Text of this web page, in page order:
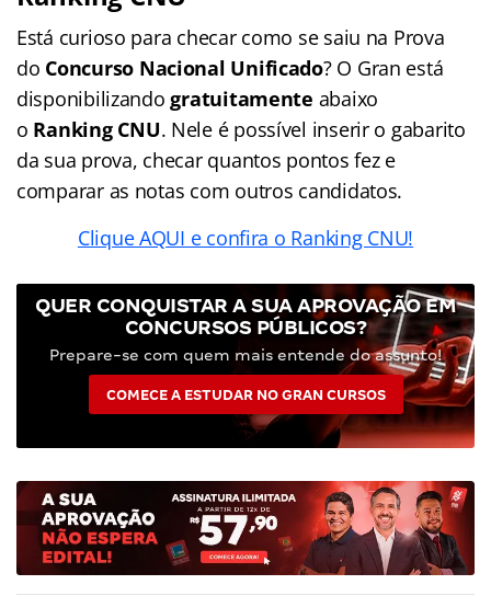
Está curioso para checar como se saiu na Prova
do Concurso Nacional Unificado? O Gran está
disponibilizandogratuitamente abaixo
o Ranking CNU. Nele é possível inserir o gabarito
da sua prova, checar quantos pontos fez e
comparar as notas com outros candidatos.
Clique AQUI e confira o Ranking CNU!
QUER CONQUISTAR A SUA APROVAÇÃO EM
CONCURSOS PÚBLICOS?
Prepare-se com quem mais entende do assunto!
COMECE A ESTUDAR NO GRAN CURSOS